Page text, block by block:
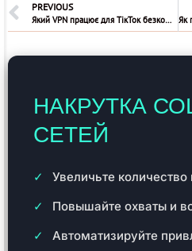
PREVIOUS
Який VPN працює для ТікТок безкоштовно
НАКРУТКА
СЕТЕЙ
Увеличьте количество
Повышайте охваты и
Автоматизируйте